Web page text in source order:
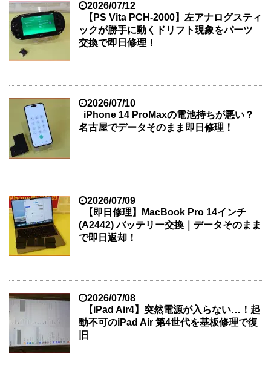
2026/07/12
【PS Vita PCH-2000】左アナログスティ
ックが勝手に動くドリフト現象をパーツ
交換で即日修理！
2026/07/10
iPhone 14 ProMaxの電池持ちが悪い？
名古屋でデータそのまま即日修理！
2026/07/09
【即日修理】MacBook Pro 14インチ
(A2442) バッテリー交換｜データそのまま
で即日返却！
2026/07/08
【iPad Air4】突然電源が入らない…！起
動不可のiPad Air 第4世代を基板修理で復
旧